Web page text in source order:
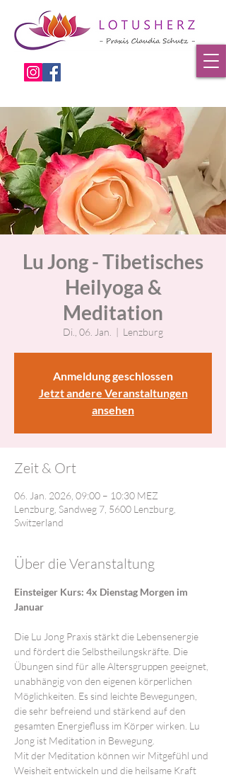
Lu Jong - Tibetisches
Heilyoga &
Meditation
Di., 06. Jan.
  |
Lenzburg
Anmeldung geschlossen
Jetzt andere Veranstaltungen
ansehen
Zeit & Ort
06. Jan. 2026, 09:00 – 10:30 MEZ
Lenzburg, Sandweg 7, 5600 Lenzburg,
Switzerland
Über die Veranstaltung
Einsteiger Kurs: 4x Dienstag Morgen im
Januar
Die Lu Jong Praxis stärkt die Lebensenergie
und fördert die Selbstheilungskräfte. Die
Übungen sind für alle Altersgruppen geeignet,
unabhängig von den eigenen körperlichen
Möglichkeiten. Es sind leichte Bewegungen,
die sehr befreiend und stärkend auf den
gesamten Energiefluss im Körper wirken. Lu
Jong ist Meditation in Bewegung.
Mit der Meditation können wir Mitgefühl und
Weisheit entwickeln und die heilsame Kraft